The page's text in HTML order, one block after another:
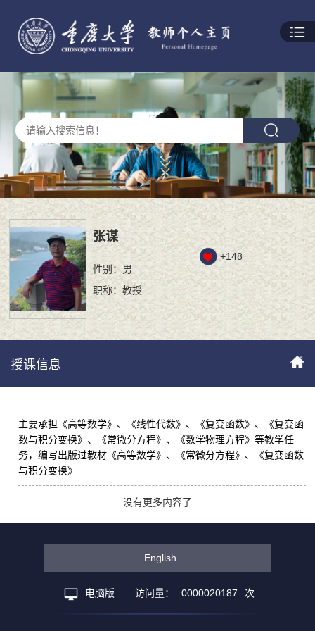
张谋
性别：男
职称：教授
+148
授课信息
主要承担《高等数学》、《线性代数》、《复变函数》、《复变函
数与积分变换》、《常微分方程》、《数学物理方程》等教学任
务，编写出版过教材《高等数学》、《常微分方程》、《复变函数
与积分变换》
没有更多内容了
English
电脑版 访问量： 0000020187 次